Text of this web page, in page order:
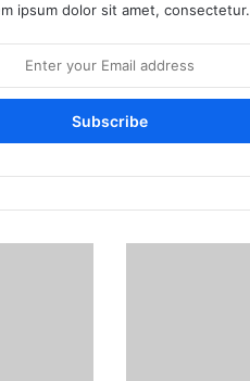
ipsum dolor sit amet, consectetur.